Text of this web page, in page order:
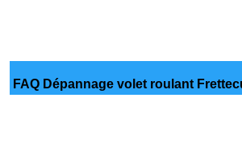
FAQ Dépannage volet roulant